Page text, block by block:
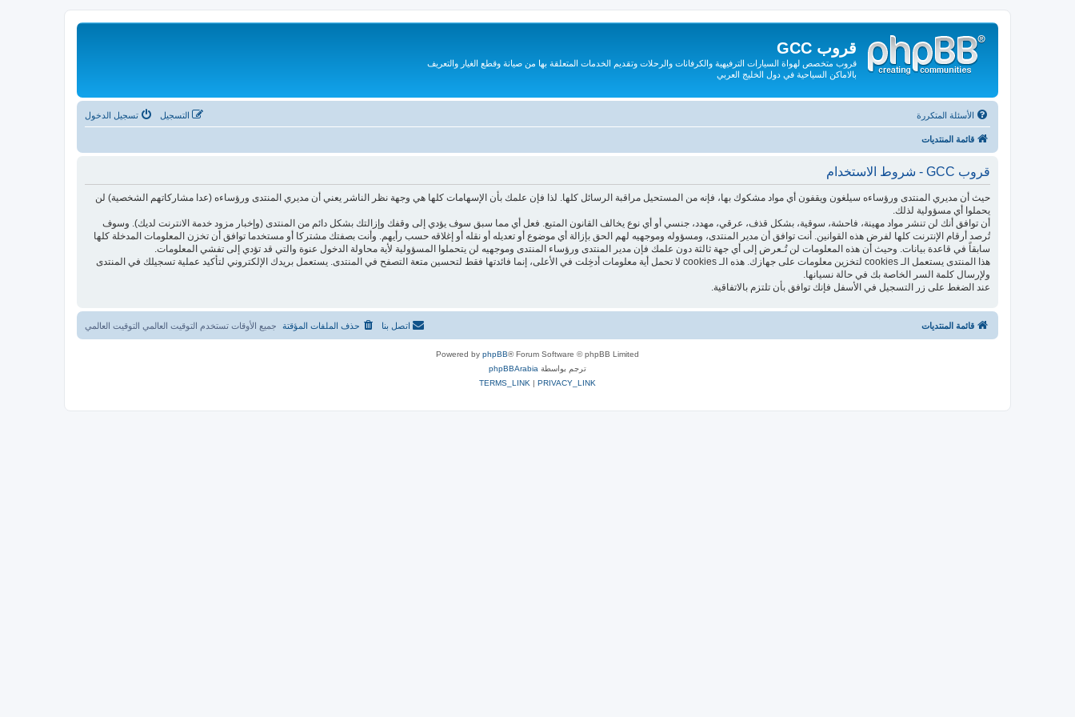
قروب GCC
قروب متخصص لهواة السيارات الترفيهية والكرفانات والرحلات وتقديم الخدمات المتعلقة بها من صيانة وقطع الغيار والتعريف
بالاماكن السياحية في دول الخليج العربي
الأسئلة المتكررة تسجيل الدخول التسجيل
قائمة المنتديات
قروب GCC - شروط الاستخدام
حيث أن مديري المنتدى ورؤساءه سيلغون ويقفون أي مواد مشكوك بها، فإنه من المستحيل مراقبة الرسائل كلها. لذا فإن علمك بأن الإسهامات كلها هي وجهة نظر الناشر يعني أن مديري المنتدى ورؤساءه (عدا مشاركاتهم الشخصية) لن
يحملوا أي مسؤولية لذلك.
أن توافق أنك لن تنشر مواد مهينة، فاحشة، سوقية، بشكل قذف، عرقي، مهدد، جنسي أو أي نوع يخالف القانون المتبع. فعل أي مما سبق سوف يؤدي إلى وقفك وإزالتك بشكل دائم من المنتدى (وإخبار مزود خدمة الانترنت لديك). وسوف
تُرصد أرقام الإنترنت كلها لفرض هذه القوانين. أنت توافق أن مدير المنتدى، ومسؤوله وموجهيه لهم الحق بإزالة أي موضوع أو تعديله أو نقله أو إغلاقه حسب رأيهم. وأنت بصفتك مشتركا أو مستخدما توافق أن تخزن المعلومات المدخلة كلها
سابقاً في قاعدة بيانات. وحيث أن هذه المعلومات لن تُـعرض إلى أي جهة ثالثة دون علمك فإن مدير المنتدى ورؤساء المنتدى وموجهيه لن يتحملوا المسؤولية لأية محاولة الدخول عنوة والتي قد تؤدي إلى تفشي المعلومات.
هذا المنتدى يستعمل الـ cookies لتخزين معلومات على جهازك. هذه الـ cookies لا تحمل أية معلومات أدخِلت في الأعلى، إنما فائدتها فقط لتحسين متعة التصفح في المنتدى. يستعمل بريدك الإلكتروني لتأكيد عملية تسجيلك في المنتدى
ولإرسال كلمة السر الخاصة بك في حالة نسيانها.
عند الضغط على زر التسجيل في الأسفل فإنك توافق بأن تلتزم بالاتفاقية.
قائمة المنتديات جميع الأوقات تستخدم التوقيت العالمي التوقيت العالمي حذف الملفات المؤقتة اتصل بنا
Powered by phpBB® Forum Software © phpBB Limited
ترجم بواسطة phpBBArabia
PRIVACY_LINK
|
TERMS_LINK